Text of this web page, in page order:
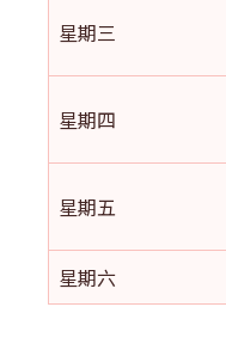
星期三
星期四
星期五
星期六